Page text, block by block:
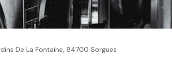
De La Fontaine, 84700 Sorgues